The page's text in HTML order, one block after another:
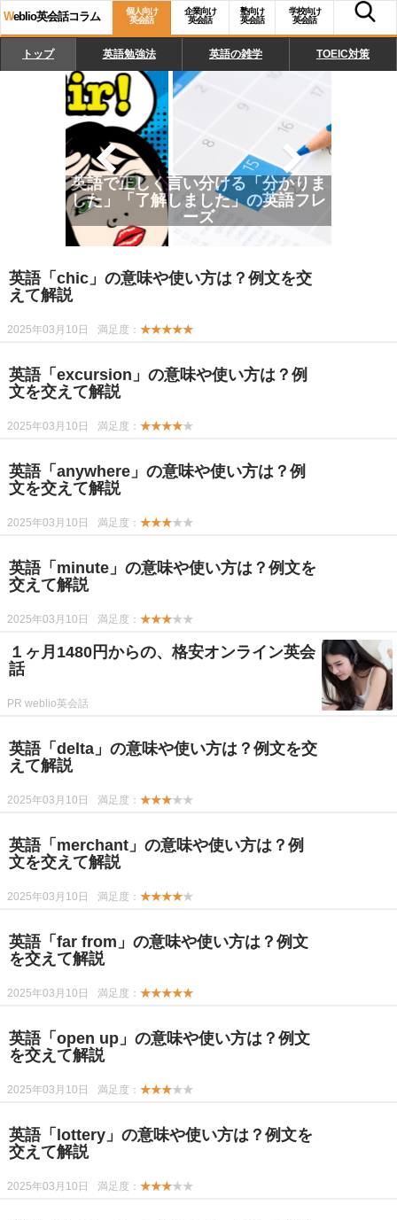
Weblio英会話コラム
個人向け
英会話
企業向け
英会話
塾向け
英会話
学校向け
英会話
トップ 英語勉強法 英語の雑学 TOEIC対策
英語の「日付」の正しい読み方、書
き方、使い方
英語「chic」の意味や使い方は？例文を交
えて解説
2025年03月10日 満足度： ★★★★★
英語「excursion」の意味や使い方は？例
文を交えて解説
2025年03月10日 満足度： ★★★★★
英語「anywhere」の意味や使い方は？例
文を交えて解説
2025年03月10日 満足度： ★★★★★
英語「minute」の意味や使い方は？例文を
交えて解説
2025年03月10日 満足度： ★★★★★
１ヶ月1480円からの、格安オンライン英会
話
PR weblio英会話
英語「delta」の意味や使い方は？例文を交
えて解説
2025年03月10日 満足度： ★★★★★
英語「merchant」の意味や使い方は？例
文を交えて解説
2025年03月10日 満足度： ★★★★★
英語「far from」の意味や使い方は？例文
を交えて解説
2025年03月10日 満足度： ★★★★★
英語「open up」の意味や使い方は？例文
を交えて解説
2025年03月10日 満足度： ★★★★★
英語「lottery」の意味や使い方は？例文を
交えて解説
2025年03月10日 満足度： ★★★★★